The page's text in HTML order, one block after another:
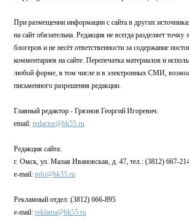
При размещении информации с сайта в других
на сайт обязательна. Редакция не всегда разделяет точку
блогеров и не несёт ответственности за содержание
комментариев на сайте. Перепечатка материалов и
любой форме, в том числе и в электронных СМИ,
письменного разрешения редакции.
Главный редактор - Грязнов Георгий Игоревич.
email: redactor@bk55.ru
Редакция сайта:
г. Омск, ул. Малая Ивановская, д. 47, тел.: (3812) 667-
e-mail: info@bk55.ru
Рекламный отдел: (3812) 666-895
e-mail: reklama@bk55.ru